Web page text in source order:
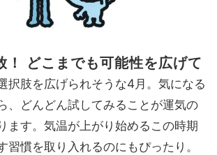
！ どこまでも可能性を広げて
択肢を広げられそうな4月。気になる
、どんどん試してみることが運気の
ます。気温が上がり始めるこの時期
習慣を取り入れるのにもぴったり。